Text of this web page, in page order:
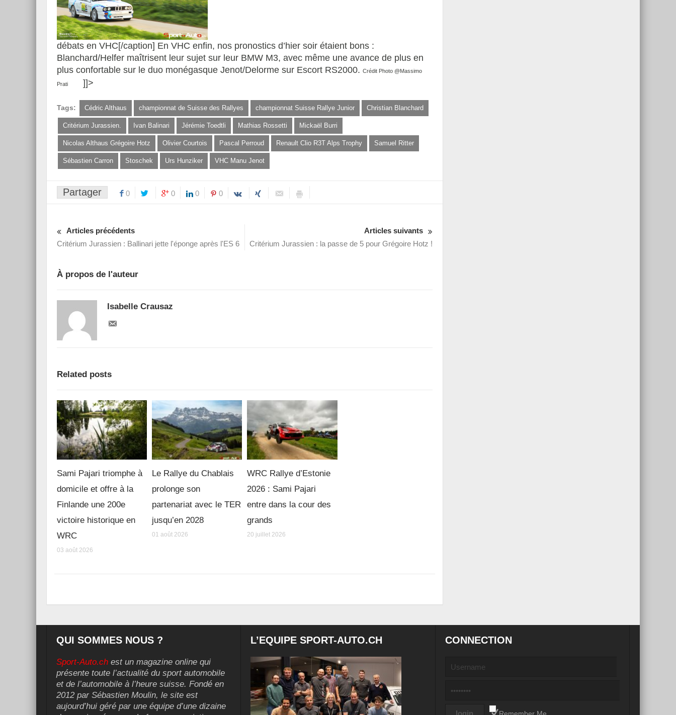
débats en VHC[/caption] En VHC enfin, nos pronostics d’hier soir étaient bons :
Blanchard/Helfer maîtrisent leur sujet sur leur BMW M3, avec même une avance de plus en
plus confortable sur le duo monégasque Jenot/Delorme sur Escort RS2000. Crédit Photo @Massimo
Prati ]]>
Tags: Cédric Althaus championnat de Suisse des Rallyes championnat Suisse Rallye Junior Christian Blanchard
Critérium Jurassien. Ivan Balinari Jérémie Toedtli Mathias Rossetti Mickaël Burri
Nicolas Althaus Grégoire Hotz Olivier Courtois Pascal Perroud Renault Clio R3T Alps Trophy Samuel Ritter
Sébastien Carron Stoschek Urs Hunziker VHC Manu Jenot
Partager 0 0 0 0
Articles précédents
Critérium Jurassien : Ballinari jette l'éponge après l'ES 6
Articles suivants
Critérium Jurassien : la passe de 5 pour Grégoire Hotz !
À propos de l'auteur
Isabelle Crausaz
Related posts
Sami Pajari triomphe à
domicile et offre à la
Finlande une 200e
victoire historique en
WRC
03 août 2026
Le Rallye du Chablais
prolonge son
partenariat avec le TER
jusqu’en 2028
01 août 2026
WRC Rallye d’Estonie
2026 : Sami Pajari
entre dans la cour des
grands
20 juillet 2026
QUI SOMMES NOUS ?
Sport-Auto.ch est un magazine online qui
présente toute l’actualité du sport automobile
et de l’automobile à l’heure suisse. Fondé en
2012 par Sébastien Moulin, le site est
aujourd’hui géré par une équipe d’une dizaine
L’EQUIPE SPORT-AUTO.CH CONNECTION